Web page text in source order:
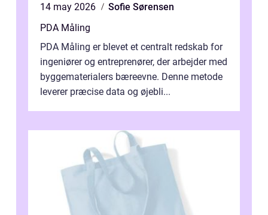
14 may 2026
Sofie Sørensen
PDA Måling
PDA Måling er blevet et centralt redskab for
ingeniører og entreprenører, der arbejder med
byggematerialers bæreevne. Denne metode
leverer præcise data og øjebli...